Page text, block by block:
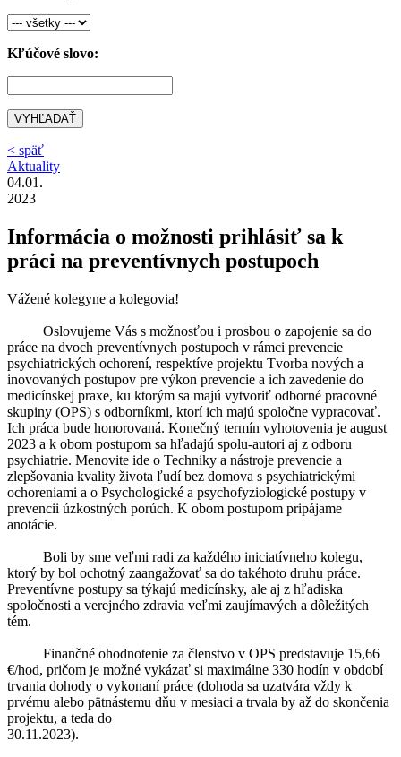
Kľúčové slovo:
VYHĽADAŤ
< späť
Aktuality
04.01.
2023
Informácia o možnosti prihlásiť sa k
práci na preventívnych postupoch
Vážené kolegyne a kolegovia!
Oslovujeme Vás s možnosťou i prosbou o zapojenie sa do
práce na dvoch preventívnych postupoch v rámci prevencie
psychiatrických ochorení, respektíve projektu Tvorba nových a
inovovaných postupov pre výkon prevencie a ich zavedenie do
medicínskej praxe, ku ktorým sa majú vytvoriť odborné pracovné
skupiny (OPS) s odborníkmi, ktorí ich majú spoločne vypracovať.
Ich práca bude honorovaná. Konečný termín vyhotovenia je august
2023 a k obom postupom sa hľadajú spolu-autori aj z odboru
psychiatrie. Menovite ide o Techniky a nástroje prevencie a
zlepšovania kvality života ľudí bez domova s psychiatrickými
ochoreniami a o Psychologické a psychofyziologické postupy v
prevencii úzkostných porúch. K obom postupom pripájame
anotácie.
Boli by sme veľmi radi za každého iniciatívneho kolegu,
ktorý by bol ochotný zaangažovať sa do takéhoto druhu práce.
Preventívne postupy sa týkajú medicínsky, ale aj z hľadiska
spoločnosti a verejného zdravia veľmi zaujímavých a dôležitých
tém.
Finančné ohodnotenie za členstvo v OPS predstavuje 15,66
€/hod, pričom je možné vykázať si maximálne 330 hodín v období
trvania dohody o vykonaní práce (dohoda sa uzatvára vždy k
prvému alebo pätnástemu dňu v mesiaci a trvala by až do skončenia
projektu, a teda do
30.11.2023).